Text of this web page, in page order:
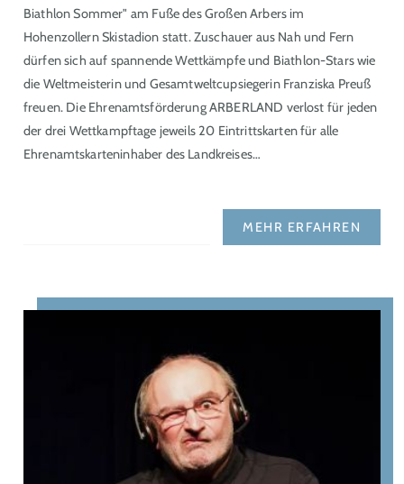
Biathlon Sommer" am Fuße des Großen Arbers im
Hohenzollern Skistadion statt. Zuschauer aus Nah und Fern
dürfen sich auf spannende Wettkämpfe und Biathlon-Stars wie
die Weltmeisterin und Gesamtweltcupsiegerin Franziska Preuß
freuen. Die Ehrenamtsförderung ARBERLAND verlost für jeden
der drei Wettkampftage jeweils 20 Eintrittskarten für alle
Ehrenamtskarteninhaber des Landkreises…
MEHR ERFAHREN